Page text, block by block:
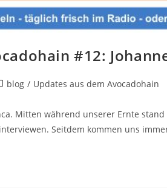
#12:
blog / Updates aus dem Avocadohain
Mitten während unserer Ernte
Seitdem kommen uns